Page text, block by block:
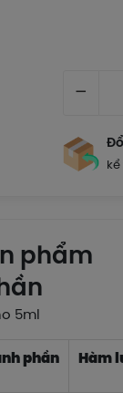
–
phẩm
5ml
phần Hàm